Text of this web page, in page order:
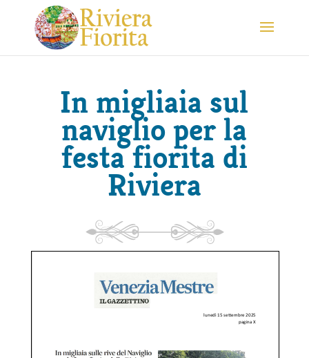
In migliaia sul
naviglio per la
festa fiorita di
Riviera